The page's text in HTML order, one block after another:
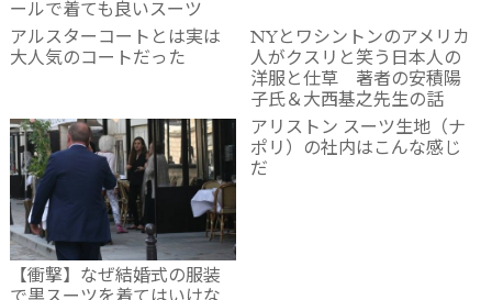
ールで着ても良いスーツ
アルスターコートとは実は
大人気のコートだった
NYとワシントンのアメリカ
人がクスリと笑う日本人の
洋服と仕草 著者の安積陽
子氏＆大西基之先生の話
【衝撃】なぜ結婚式の服装
アリストン スーツ生地（ナ
ポリ）の社内はこんな感じ
だ